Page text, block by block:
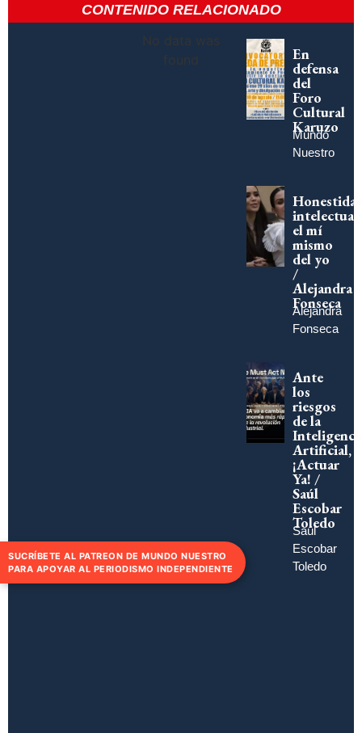
CONTENIDO RELACIONADO
No data was
found
En
defensa
del
Foro
Cultural
Karuzo
Mundo
Nuestro
intelectual:
el mí
mismo
del yo
/
Alejandra
Fonseca
Alejandra
Fonseca
Ante
los
riesgos
de la
Artificial,
¡Actuar
Ya! /
Saúl
Escobar
Toledo
Saúl
Escobar
Toledo
SUCRÍBETE AL PATREON DE MUNDO NUESTRO
PARA APOYAR AL PERIODISMO INDEPENDIENTE